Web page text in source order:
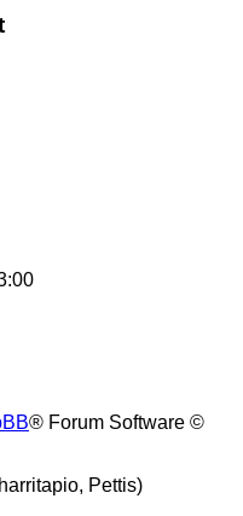
® Forum Software ©
Pettis)